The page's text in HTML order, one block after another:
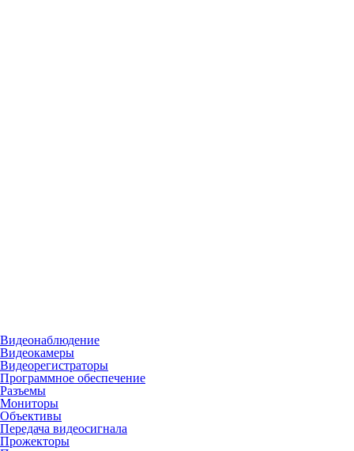
Видеонаблюдение
Видеокамеры
Видеорегистраторы
Программное обеспечение
Разъемы
Мониторы
Объективы
Передача видеосигнала
Прожекторы